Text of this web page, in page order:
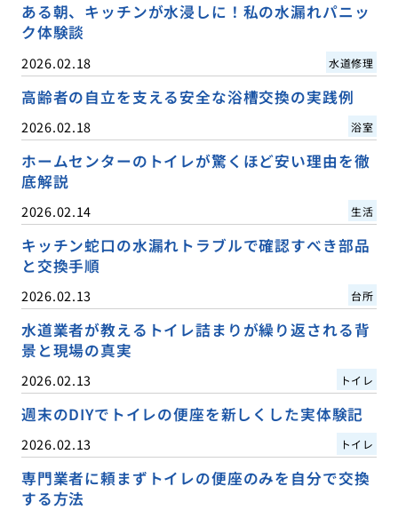
ある朝、キッチンが水浸しに！私の水漏れパニッ
ク体験談
2026.02.18 水道修理
高齢者の自立を支える安全な浴槽交換の実践例
2026.02.18 浴室
ホームセンターのトイレが驚くほど安い理由を徹
底解説
2026.02.14 生活
キッチン蛇口の水漏れトラブルで確認すべき部品
と交換手順
2026.02.13 台所
水道業者が教えるトイレ詰まりが繰り返される背
景と現場の真実
2026.02.13 トイレ
週末のDIYでトイレの便座を新しくした実体験記
2026.02.13 トイレ
専門業者に頼まずトイレの便座のみを自分で交換
する方法